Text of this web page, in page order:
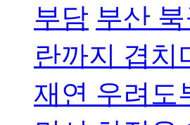
부담 부산
란까지 겹
재연 우려도